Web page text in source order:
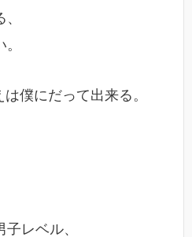
僕にだって出来る。
レベル、